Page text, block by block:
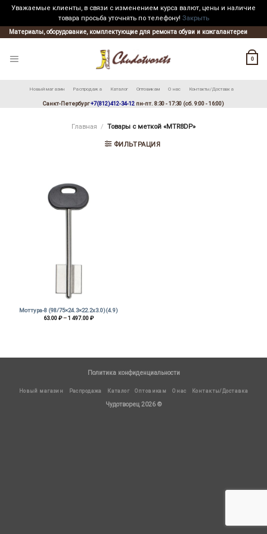
Уважаемые клиенты, в связи с изменением курса валют, цены и наличие
товара просьба уточнять по телефону! Закрыть
Skip
to
Материалы, оборудование, комплектующие для ремонта обуви и кожгалантереи
0
Новый магазин Распродажа Каталог Оптовикам О нас Контакты/Доставка
Санкт-Петербург+7(812)412-34-12 пн-пт. 8:30 - 17:30 (сб. 9:00 - 16:00)
Главная / Товары с меткой «MTR8DP»
ФИЛЬТРАЦИЯ
Моттура-8 (98/75×24.3×22.2х3.0)(4.9)
63.00₽ – 1 497.00₽Диапазон
Политика конфиденциальности
Новый магазин Распродажа Каталог Оптовикам О нас Контакты/Доставка
Чудотворец 2026 ©